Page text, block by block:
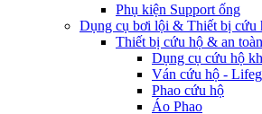
Phụ kiện Support ống
Dụng cụ bơi lội & Thiết bị cứu
Thiết bị cứu hộ & an
Dụng cụ cứu hộ
Ván cứu hộ -
Phao cứu hộ
Áo Phao